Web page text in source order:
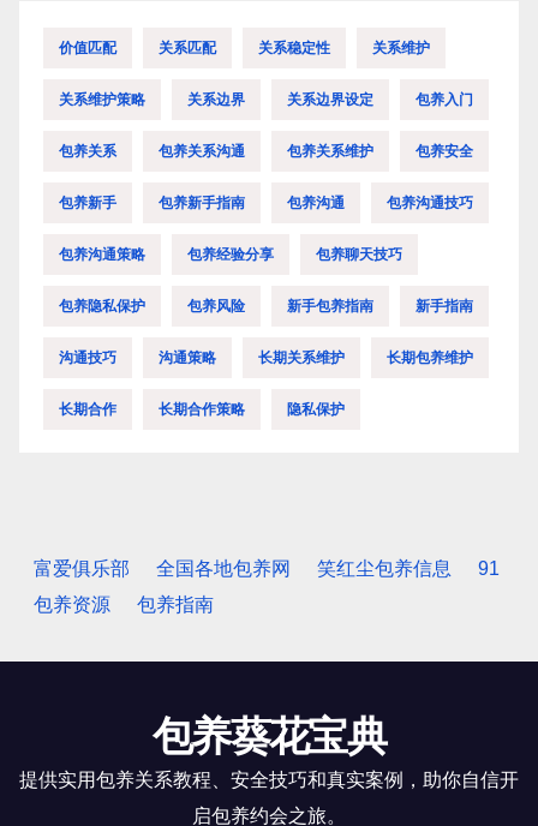
价值匹配 关系匹配 关系稳定性 关系维护
关系维护策略 关系边界 关系边界设定 包养入门
包养关系 包养关系沟通 包养关系维护 包养安全
包养新手 包养新手指南 包养沟通 包养沟通技巧
包养沟通策略 包养经验分享 包养聊天技巧
包养隐私保护 包养风险 新手包养指南 新手指南
沟通技巧 沟通策略 长期关系维护 长期包养维护
长期合作 长期合作策略 隐私保护
富爱俱乐部 全国各地包养网 笑红尘包养信息
91
包养资源
包养指南
包养葵花宝典
提供实用包养关系教程、安全技巧和真实案例，助你自信开
启包养约会之旅。